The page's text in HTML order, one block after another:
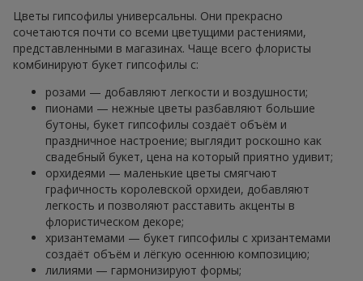
Цветы гипсофилы универсальны. Они прекрасно
сочетаются почти со всеми цветущими растениями,
представленными в магазинах. Чаще всего флористы
комбинируют букет гипсофилы с:
розами — добавляют легкости и воздушности;
пионами — нежные цветы разбавляют большие
бутоны, букет гипсофилы создаёт объём и
праздничное настроение; выглядит роскошно как
свадебный букет, цена на который приятно удивит;
орхидеями — маленькие цветы смягчают
графичность королевской орхидеи, добавляют
легкость и позволяют расставить акценты в
флористическом декоре;
хризантемами — букет гипсофилы с хризантемами
создаёт объём и лёгкую осеннюю композицию;
лилиями — гармонизируют формы;